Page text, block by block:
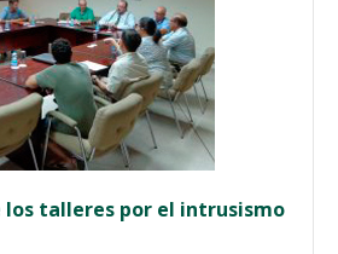
los talleres por el intrusismo